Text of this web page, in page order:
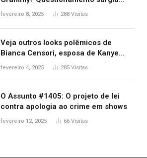
após Bianca Censori, mulher de
fevereiro 8, 2025 288 Visitas
Veja outros looks polêmicos de
Bianca Censori, esposa de Kanye
West que apareceu nua no Grammy
fevereiro 4, 2025 285 Visitas
O Assunto #1405: O projeto de lei
contra apologia ao crime em shows
fevereiro 12, 2025 66 Visitas